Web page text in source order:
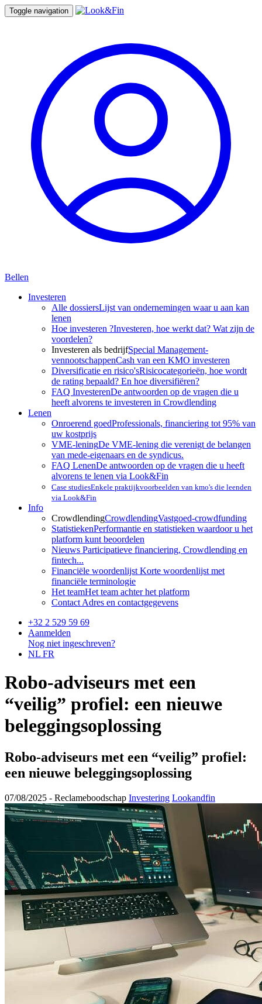
Toggle navigation
Bellen
Investeren
Alle dossiersLijst van ondernemingen waar u aan kan
lenen
Hoe investeren ?Investeren, hoe werkt dat? Wat zijn de
voordelen?
Investeren als bedrijfSpecial Management-
vennootschappenCash van een KMO investeren
Diversificatie en risico'sRisicocategorieën, hoe wordt
de rating bepaald? En hoe diversifiëren?
FAQ InvesterenDe antwoorden op de vragen die u
heeft alvorens te investeren in Crowdlending
Lenen
Onroerend goedProfessionals, financiering tot 95% van
uw kostprijs
VME-leningDe VME-lening die verenigt de belangen
van mede-eigenaars en de syndicus.
FAQ LenenDe antwoorden op de vragen die u heeft
alvorens te lenen via Look&Fin
Case studiesEnkele praktijkvoorbeelden van kmo's die leenden
via Look&Fin
Info
CrowdlendingCrowdlendingVastgoed-crowdfunding
StatistiekenPerformantie en statistieken waardoor u het
platform kunt beoordelen
Nieuws Participatieve financiering, Crowdlending en
fintech...
Financiële woordenlijst Korte woordenlijst met
financiële terminologie
Het teamHet team achter het platform
Contact Adres en contactgegevens
+32 2 529 59 69
Aanmelden
Nog niet ingeschreven?
NL FR
Robo-adviseurs met een
“veilig” profiel: een nieuwe
beleggingsoplossing
Robo-adviseurs met een “veilig” profiel:
een nieuwe beleggingsoplossing
07/08/2025 - Reclameboodschap Investering Lookandfin